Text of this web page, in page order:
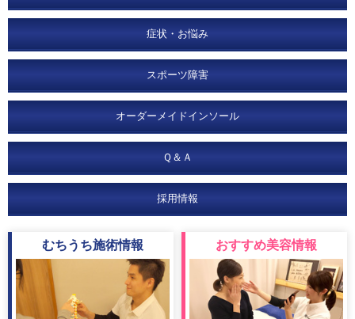
症状・お悩み
スポーツ障害
オーダーメイドインソール
Ｑ＆Ａ
採用情報
むちうち施術情報 おすすめ美容情報